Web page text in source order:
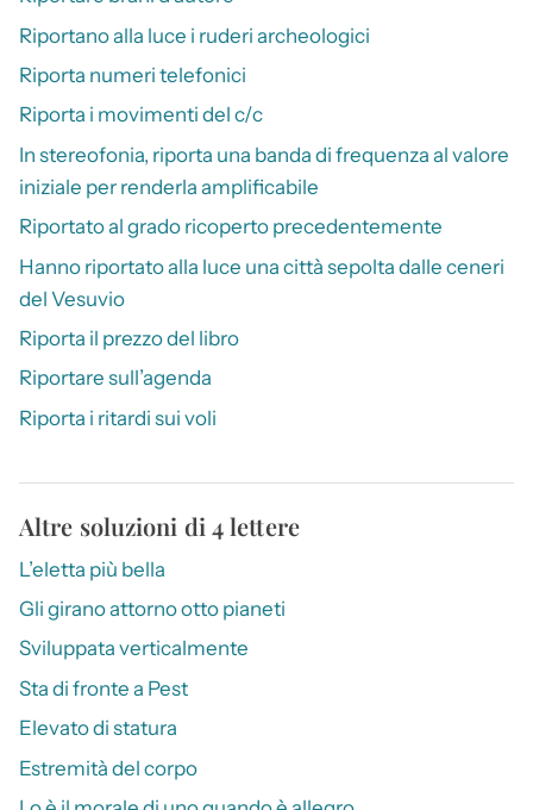
Riportano alla luce i ruderi archeologici
Riporta numeri telefonici
Riporta i movimenti del c/c
In stereofonia, riporta una banda di frequenza al valore
iniziale per renderla amplificabile
Riportato al grado ricoperto precedentemente
Hanno riportato alla luce una città sepolta dalle ceneri
del Vesuvio
Riporta il prezzo del libro
Riportare sull’agenda
Riporta i ritardi sui voli
Altre soluzioni di 4 lettere
L’eletta più bella
Gli girano attorno otto pianeti
Sviluppata verticalmente
Sta di fronte a Pest
Elevato di statura
Estremità del corpo